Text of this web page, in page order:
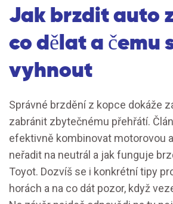
Jak brzdit auto
co dělat a čemu
vyhnout
Správné brzdění z kopce dokáže
zabránit zbytečnému přehřátí.
efektivně kombinovat motorovou
neřadit na neutrál a jak funguje
Toyot. Dozvíš se i konkrétní tipy
horách a na co dát pozor, když